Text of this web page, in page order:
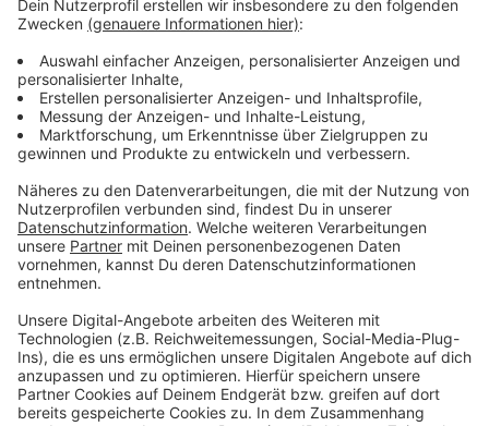
Wir benötigen Ihre
Zustimmung, um den YouTube
Video-Service zu laden!
Wir verwenden einen Service eines
Drittanbieters, um Videoinhalte
einzubetten. Dieser Service kann
Daten zu Ihren Aktivitäten
sammeln. Bitte lesen Sie die
Details durch und stimmen Sie der
Nutzung des Service zu, um dieses
Mehr Informationen
Akzeptieren
"The Feeling" - die neue Single von EDM-DJ Lost
Frequencies.
Anzeige